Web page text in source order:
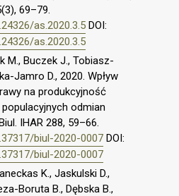
69–79.
as.2020.3.5 DOI:
as.2020.3.5
M., Buczek J., Tobiasz-
Jamro D., 2020. Wpływ
na produkcyjność
odmian
IHAR 288, 59–66.
biul-2020-0007 DOI:
biul-2020-0007
K., Jaskulski D.,
Boruta B., Dębska B.,